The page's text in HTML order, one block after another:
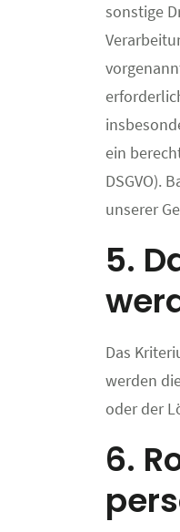
sonstige
ein
DSGVO).
unserer
5.
Das
werden
oder der
6.